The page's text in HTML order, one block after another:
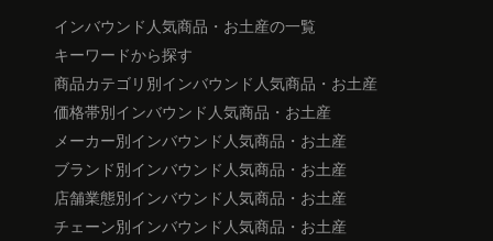
インバウンド人気商品・お土産の一覧
キーワードから探す
商品カテゴリ別インバウンド人気商品・お土産
価格帯別インバウンド人気商品・お土産
メーカー別インバウンド人気商品・お土産
ブランド別インバウンド人気商品・お土産
店舗業態別インバウンド人気商品・お土産
チェーン別インバウンド人気商品・お土産